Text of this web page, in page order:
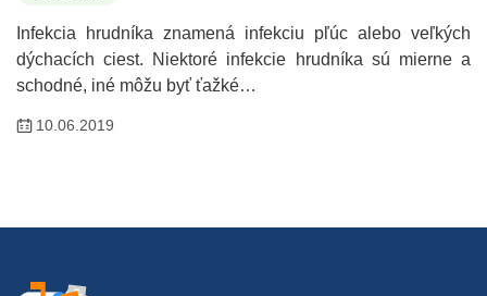
Infekcia hrudníka znamená infekciu pľúc alebo veľkých
dýchacích ciest. Niektoré infekcie hrudníka sú mierne a
schodné, iné môžu byť ťažké…
10.06.2019